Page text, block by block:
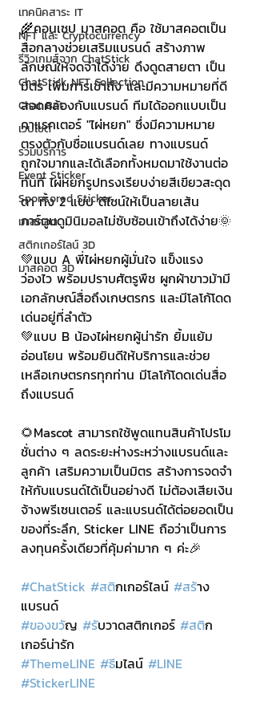
เทคนิคสาระ IT
NFT และ Cryptocurrency
รีวิวเกมส์จาก ChatStick
ChatStick NFT Collection
Chat Bot
เวบไซต์
รวมบริการ
Event Sticker
Sponsored Sticker
มาสคอต
สติกเกอร์ไลน์ 3D
มาสคอต 3D
🌾คอนเซป มาสคอต คือ ใช้มาสคอตเป็น
สื่อกลางช่วยเสริมแบรนด์ สร้างภาพ
ลักษณ์ให้จดจำได้ง่าย ดึงดูดสายตา เป็น
มิตร เพิ่มการเข้าถึง และมีความหมายที่ดี
สอดคล้องกับแบรนด์ ทีมได้ออกแบบเป็น
คาแรคเตอร์ "ไผ่หยก" ซึ่งมีความหมาย
ตรงตัวกับชื่อแบรนด์เลย ทางแบรนด์
ถูกใจมากและได้เลือกทั้งหมดมาใช้งานต่อ
ทันที ไผ่หยกรูปทรงเรียบง่ายสีเขียวสะดุด
ตา ทั้ง 2 แบบ ดีไซน์ให้เป็นลายเส้น
การ์ตูนดูมินิมอลไม่ซับซ้อนเข้าถึงได้ง่าย🌞
💚แบบ A พี่ไผ่หยกผู้มั่นใจ แข็งแรง
ว่องไว พร้อมปราบศัตรูพืช ผูกผ้าขาวม้ามี
เอกลักษณ์สื่อถึงเกษตรกร และมีโลโก้โดด
เด่นอยู่ที่ลำตัว
💚แบบ B น้องไผ่หยกผู้น่ารัก ยิ้มแย้ม
อ่อนโยน พร้อมยินดีให้บริการและช่วย
เหลือเกษตรกรทุกท่าน มีโลโก้โดดเด่นสื่อ
ถึงแบรนด์
🌻Mascot สามารถใช้พูดแทนสินค้าโปรโม
ชั่นต่าง ๆ ลดระยะห่างระหว่างแบรนด์และ
ลูกค้า เสริมความเป็นมิตร สร้างการจดจำ
ให้กับแบรนด์ได้เป็นอย่างดี ไม่ต้องเสียเงิน
จ้างพรีเซนเตอร์ และแบรนด์ได้ต่อยอดเป็น
ของที่ระลึก, Sticker LINE ถือว่าเป็นการ
ลงทุนครั้งเดียวที่คุ้มค่ามาก ๆ ค่ะ🎉
#ChatStick #สติกเกอร์ไลน์ #สร้าง
แบรนด์
#ของขวัญ #รับวาดสติกเกอร์ #สติก
เกอร์น่ารัก
#ThemeLINE #ธีมไลน์ #LINE
#StickerLINE